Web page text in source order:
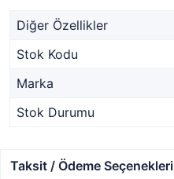
Diğer Özellikler
Stok Kodu
Marka
Stok Durumu
Taksit / Ödeme Seçenekleri